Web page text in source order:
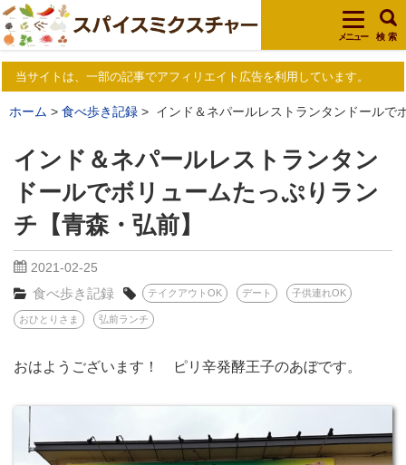
メニュー 検 索
当サイトは、一部の記事でアフィリエイト広告を利用しています。
ホーム 食べ歩き記録 インド＆ネパールレストランタンドールで
インド＆ネパールレストランタン
ドールでボリュームたっぷりラン
チ【青森・弘前】
2021-02-25
食べ歩き記録 テイクアウトOK デート 子供連れOK
おひとりさま 弘前ランチ
おはようございます！ ピリ辛発酵王子のあぼです。